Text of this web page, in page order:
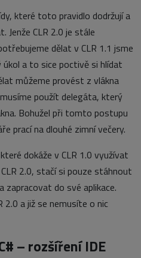
které toto pravidlo dodržují a
Jenže CLR 2.0 je stále
dělat v CLR 1.1 jsme
a to sice poctivě si hlídat
můžeme provést z vlákna
použít delegáta, který
Bohužel při tomto postupu
prací na dlouhé zimní večery.
dokáže v CLR 1.0 využívat
2.0, stačí si pouze stáhnout
zapracovat do své aplikace.
2.0 a již se nemusíte o nic
– rozšíření IDE